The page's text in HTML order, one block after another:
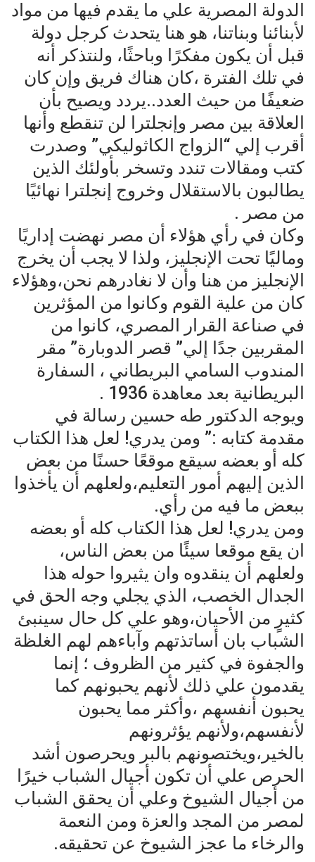
الدولة المصرية علي ما يقدم فيها من مواد
لأبنائنا وبناتنا، هو هنا يتحدث كرجل دولة
قبل أن يكون مفكرًا وباحثًا، ولنتذكر أنه
في تلك الفترة ،كان هناك فريق وإن كان
ضعيفًا من حيث العدد..يردد ويصيح بأن
العلاقة بين مصر وإنجلترا لن تنقطع وأنها
أقرب إلي “الزواج الكاثوليكي” وصدرت
كتب ومقالات تندد وتسخر بأولئك الذين
يطالبون بالاستقلال وخروج إنجلترا نهائيًا
من مصر .
وكان في رأي هؤلاء أن مصر نهضت إداريًا
وماليًا تحت الإنجليز، ولذا لا يجب أن يخرج
الإنجليز من هنا وأن لا نغادرهم نحن،وهؤلاء
كان من علية القوم وكانوا من المؤثرين
في صناعة القرار المصري، كانوا من
المقربين جدًا إلي” قصر الدوبارة” مقر
المندوب السامي البريطاني ، السفارة
البريطانية بعد معاهدة 1936 .
ويوجه الدكتور طه حسين رسالة في
مقدمة كتابه :” ومن يدري! لعل هذا الكتاب
كله أو بعضه سيقع موقعًا حسنًا من بعض
الذين إليهم أمور التعليم،ولعلهم أن يأخذوا
ببعض ما فيه من رأي.
ومن يدري! لعل هذا الكتاب كله أو بعضه
ان يقع موقعا سيئًا من بعض الناس،
ولعلهم أن ينقدوه وان يثيروا حوله هذا
الجدال الخصب، الذي يجلي وجه الحق في
كثيرٍ من الأحيان،وهو علي كل حال سينبئ
الشباب بان أساتذتهم وآباءهم لهم الغلظة
والجفوة في كثير من الظروف ؛ إنما
يقدمون علي ذلك لأنهم يحبونهم كما
يحبون أنفسهم ،وأكثر مما يحبون
لأنفسهم،ولأنهم يؤثرونهم
بالخير،ويختصونهم بالبر ويحرصون أشد
الحرص علي أن تكون أجيال الشباب خيرًا
من أجيال الشيوخ وعلي أن يحقق الشباب
لمصر من المجد والعزة ومن النعمة
والرخاء ما عجز الشيوخ عن تحقيقه.